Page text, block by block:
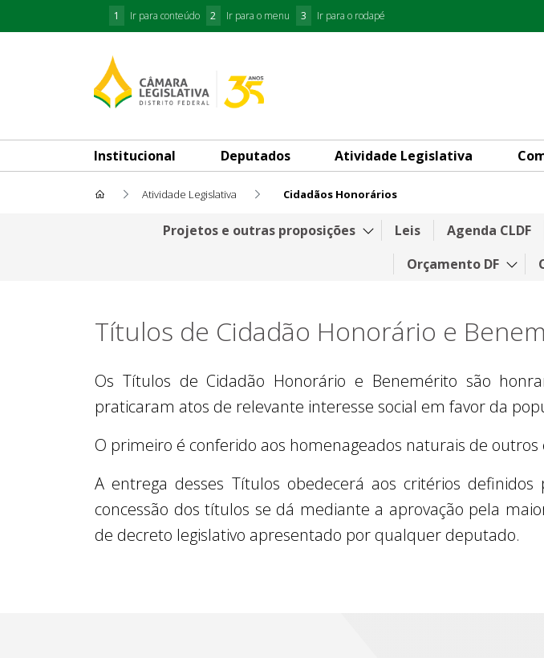
1 Ir para conteúdo 2 Ir para o menu 3 Ir para o rodapé
Institucional Deputados Atividade Legislativa
Atividade Legislativa Cidadãos Honorários
Cidadãos HonoráriosProjetos e outras proposições Leis Agenda CLDF
Orçamento DF
Títulos de Cidadão Honorário e
Os Títulos de Cidadão Honorário e Benemérito são
praticaram atos de relevante interesse social em favor da
O primeiro é conferido aos homenageados naturais de
A entrega desses Títulos obedecerá aos critérios
concessão dos títulos se dá mediante a aprovação pela
de decreto legislativo apresentado por qualquer deputado.